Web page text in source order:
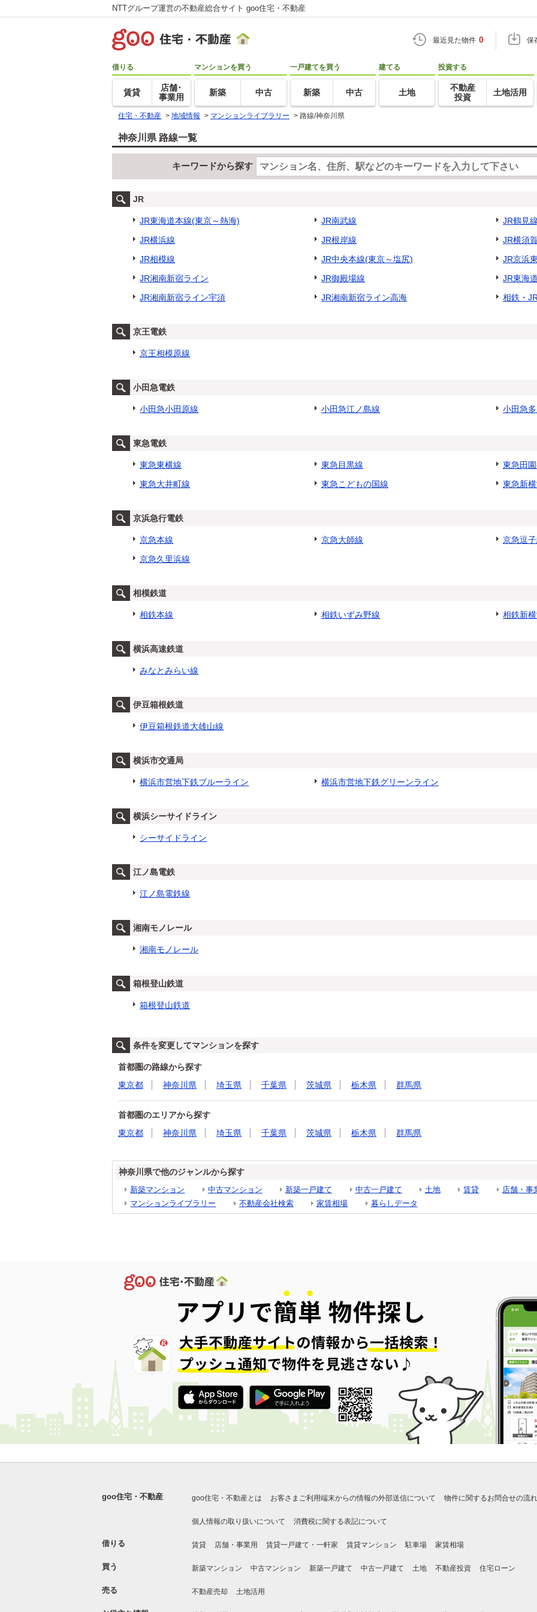
NTTグループ運営の不動産総合サイト goo住宅・不動産
最近見た物件 0 保
借りる
賃貸
店舗･
事業用
マンションを買う
新築 中古
一戸建てを買う
新築 中古
建てる
土地
投資する
不動産
投資
土地活用
住宅・不動産 > 地域情報 > マンションライブラリー > 路線/神奈川県
神奈川県 路線一覧
キーワードから探す
JR
JR東海道本線(東京～熱海) JR南武線
JR鶴見
JR横浜線
JR根岸線
JR横須
JR相模線
JR中央本線(東京～塩尻)
JR京浜
JR湘南新宿ライン
JR御殿場線
JR東海
JR湘南新宿ライン宇須
JR湘南新宿ライン高海 相鉄・
京王電鉄
京王相模原線
小田急電鉄
小田急小田原線 小田急江ノ島線 小田急
東急電鉄
東急東横線 東急目黒線
東急田
東急大井町線
東急こどもの国線 東急新
京浜急行電鉄
京急本線 京急大師線
京急逗
京急久里浜線
相模鉄道
相鉄本線 相鉄いずみ野線 相鉄新
横浜高速鉄道
みなとみらい線
伊豆箱根鉄道
伊豆箱根鉄道大雄山線
横浜市交通局
横浜市営地下鉄ブルーライン 横浜市営地下鉄グリーンライン
横浜シーサイドライン
シーサイドライン
江ノ島電鉄
江ノ島電鉄線
湘南モノレール
湘南モノレール
箱根登山鉄道
箱根登山鉄道
条件を変更してマンションを探す
首都圏の路線から探す
東京都
神奈川県 埼玉県 千葉県 茨城県 栃木県 群馬県
首都圏のエリアから探す
東京都
神奈川県 埼玉県 千葉県 茨城県 栃木県 群馬県
神奈川県で他のジャンルから探す
新築マンション 中古マンション 新築一戸建て 中古一戸建て 土地 賃貸
店舗・事
マンションライブラリー
不動産会社検索 家賃相場 暮らしデータ
goo住宅・不動産 goo住宅・不動産とは お客さまご利用端末からの情報の外部送信について 物件に関するお問合せの流れ
個人情報の取り扱いについて 消費税に関する表記について
借りる 賃貸 店舗・事業用 賃貸一戸建て・一軒家 賃貸マンション 駐車場 家賃相場
買う 新築マンション 中古マンション 新築一戸建て 中古一戸建て 土地 不動産投資 住宅ローン
売る 不動産売却 土地活用